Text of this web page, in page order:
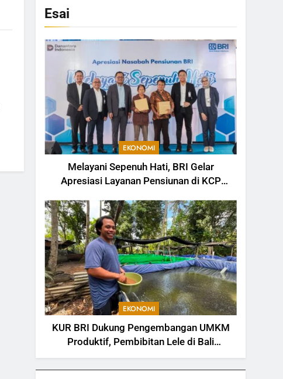
Esai
EKONOMI
Melayani Sepenuh Hati, BRI Gelar
Apresiasi Layanan Pensiunan di KCP
Nasabah
EKONOMI
KUR BRI Dukung Pengembangan UMKM
Produktif, Pembibitan Lele di Bali
Tingkatkan Kapasitas Produksi